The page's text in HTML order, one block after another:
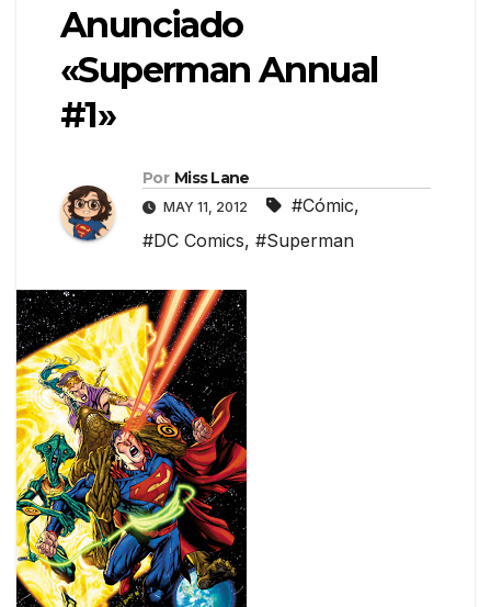
Anunciado
«Superman Annual
#1»
Por Miss Lane
MAY 11, 2012 #Cómic,
#DC Comics, #Superman